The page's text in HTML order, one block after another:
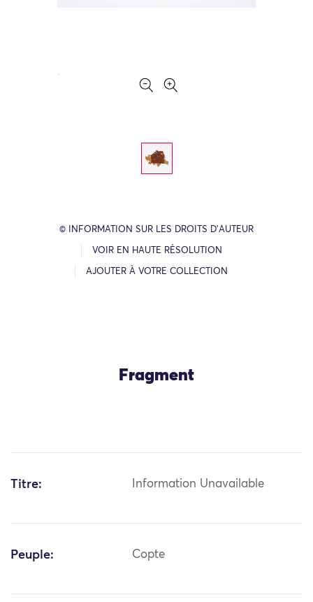
© INFORMATION SUR LES DROITS D’AUTEUR
VOIR EN HAUTE RÉSOLUTION
AJOUTER À VOTRE COLLECTION
Fragment
Titre: Information Unavailable
Peuple: Copte